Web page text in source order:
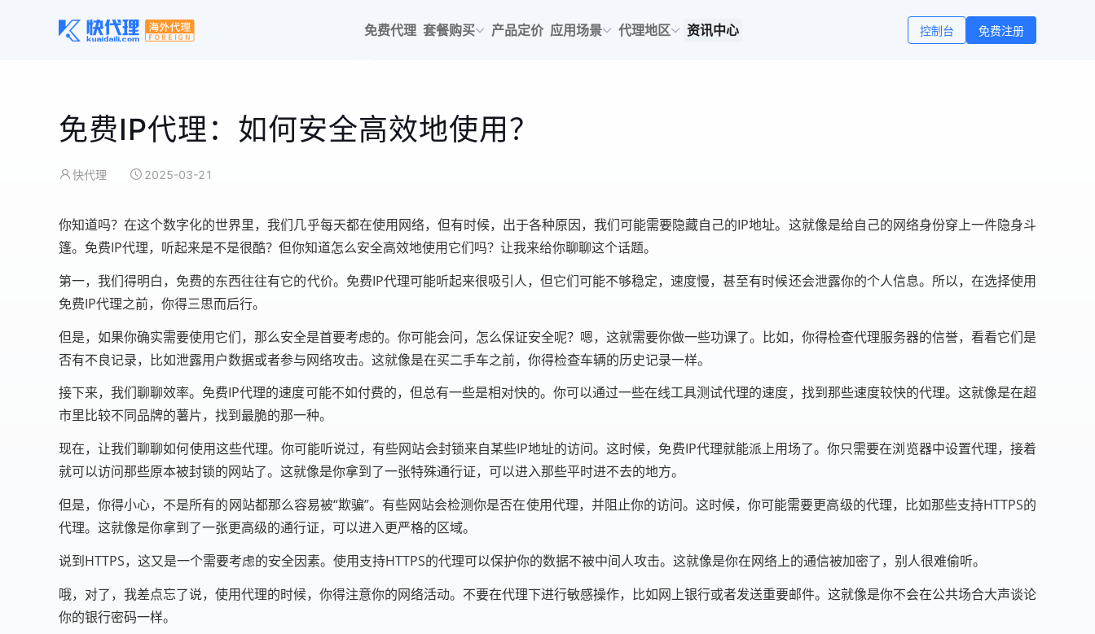
免费代理 套餐购买 产品定价 应用场景 代理地区 资讯中心 控制台 免费注册
免费IP代理：如何安全高效地使用？
快代理 2025-03-21
你知道吗？在这个数字化的世界里，我们几乎每天都在使用网络，但有时候，出于各种原因，我们可能需要隐藏自己的IP地址。这就像是给自己的网络身份穿上一件隐身斗
篷。免费IP代理，听起来是不是很酷？但你知道怎么安全高效地使用它们吗？让我来给你聊聊这个话题。
第一，我们得明白，免费的东西往往有它的代价。免费IP代理可能听起来很吸引人，但它们可能不够稳定，速度慢，甚至有时候还会泄露你的个人信息。所以，在选择使用
免费IP代理之前，你得三思而后行。
但是，如果你确实需要使用它们，那么安全是首要考虑的。你可能会问，怎么保证安全呢？嗯，这就需要你做一些功课了。比如，你得检查代理服务器的信誉，看看它们是
否有不良记录，比如泄露用户数据或者参与网络攻击。这就像是在买二手车之前，你得检查车辆的历史记录一样。
接下来，我们聊聊效率。免费IP代理的速度可能不如付费的，但总有一些是相对快的。你可以通过一些在线工具测试代理的速度，找到那些速度较快的代理。这就像是在超
市里比较不同品牌的薯片，找到最脆的那一种。
现在，让我们聊聊如何使用这些代理。你可能听说过，有些网站会封锁来自某些IP地址的访问。这时候，免费IP代理就能派上用场了。你只需要在浏览器中设置代理，接着
就可以访问那些原本被封锁的网站了。这就像是你拿到了一张特殊通行证，可以进入那些平时进不去的地方。
但是，你得小心，不是所有的网站都那么容易被“欺骗”。有些网站会检测你是否在使用代理，并阻止你的访问。这时候，你可能需要更高级的代理，比如那些支持HTTPS的
代理。这就像是你拿到了一张更高级的通行证，可以进入更严格的区域。
说到HTTPS，这又是一个需要考虑的安全因素。使用支持HTTPS的代理可以保护你的数据不被中间人攻击。这就像是你在网络上的通信被加密了，别人很难偷听。
哦，对了，我差点忘了说，使用代理的时候，你得注意你的网络活动。不要在代理下进行敏感操作，比如网上银行或者发送重要邮件。这就像是你不会在公共场合大声谈论
你的银行密码一样。